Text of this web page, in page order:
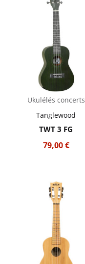
Ukulélés concerts
Tanglewood
TWT 3 FG
79,00€